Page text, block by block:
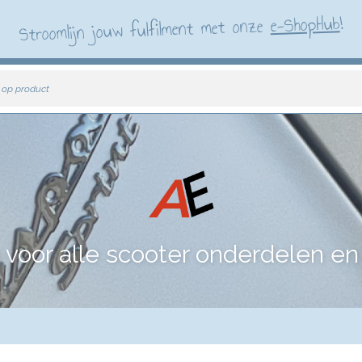
Stroomlijn jouw fulfilment met onzee-ShopHub!
op product
alle scooter onderdelen